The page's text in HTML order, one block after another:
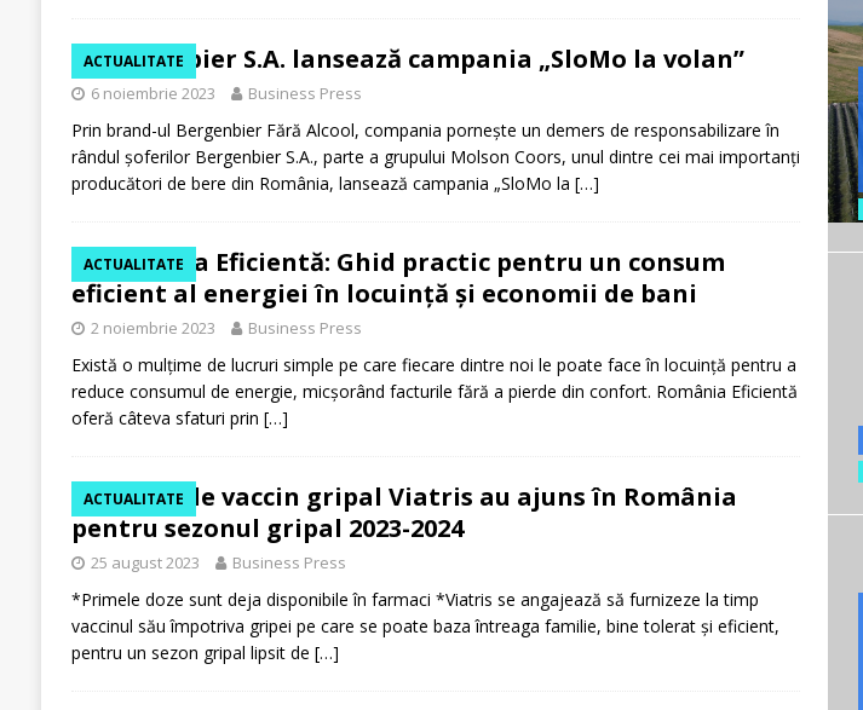
ACTUALITATE
Bergenbier S.A. lansează campania „SloMo la volan”
6 noiembrie 2023 Business Press
Prin brand-ul Bergenbier Fără Alcool, compania pornește un demers de responsabilizare în
rândul șoferilor Bergenbier S.A., parte a grupului Molson Coors, unul dintre cei mai importanți
producători de bere din România, lansează campania „SloMo la […]
ACTUALITATE
România Eficientă: Ghid practic pentru un consum
eficient al energiei în locuință și economii de bani
2 noiembrie 2023 Business Press
Există o mulțime de lucruri simple pe care fiecare dintre noi le poate face în locuință pentru a
reduce consumul de energie, micșorând facturile fără a pierde din confort. România Eficientă
oferă câteva sfaturi prin […]
ACTUALITATE
Dozele de vaccin gripal Viatris au ajuns în România
pentru sezonul gripal 2023-2024
25 august 2023 Business Press
*Primele doze sunt deja disponibile în farmaci *Viatris se angajează să furnizeze la timp
vaccinul său împotriva gripei pe care se poate baza întreaga familie, bine tolerat și eficient,
pentru un sezon gripal lipsit de […]